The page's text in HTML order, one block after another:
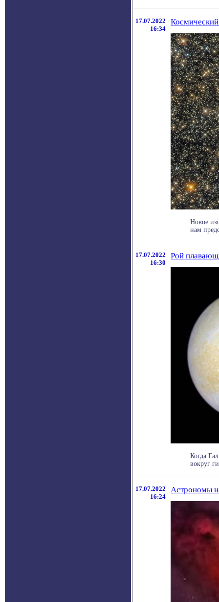
17.07.2022
16:34
Новое
нам
17.07.2022
16:30
Рой
Когда
вокруг
17.07.2022
16:24
Астрономы